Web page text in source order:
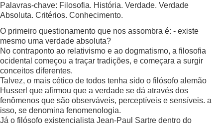
Palavras-chave: Filosofia. História. Verdade. Verdade
Absoluta. Critérios. Conhecimento.
O primeiro questionamento que nos assombra é: - existe
mesmo uma verdade absoluta?
No contraponto ao relativismo e ao dogmatismo, a filosofia
ocidental começou a traçar tradições, e começara a surgir
conceitos diferentes.
Talvez, o mais cético de todos tenha sido o filósofo alemão
Husserl que afirmou que a verdade se dá através dos
fenômenos que são observáveis, perceptíveis e sensíveis. a
isso, se denomina fenomenologia.
Já o filósofo existencialista Jean-Paul Sartre dentro do